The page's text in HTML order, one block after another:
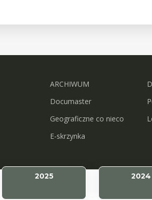
ARCHIWUM
Documaster
Geograficzne co nieco
E-skrzynka
2025 2024